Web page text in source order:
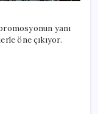
yanı
öne çıkıyor.